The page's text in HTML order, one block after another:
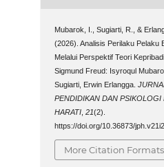
Mubarok, I., Sugiarti, R., &
(2026). Analisis Perilaku Pelaku
Melalui Perspektif Teori
Sigmund Freud: Isyroqul
Sugiarti, Erwin Erlangga.
PENDIDIKAN DAN PSIKOLOGI
HARATI ,21(2).
https://doi.org/10.36873/
More Citation Formats